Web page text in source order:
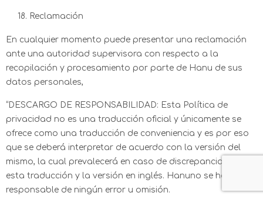
Reclamación
En cualquier momento puede presentar una reclamación
ante una autoridad supervisora con respecto a la
recopilación y procesamiento por parte de Hanu de sus
datos personales,
“DESCARGO DE RESPONSABILIDAD: Esta Política de
privacidad no es una traducción oficial y únicamente se
ofrece como una traducción de conveniencia y es por eso
que se deberá interpretar de acuerdo con la versión del
mismo, la cual prevalecerá en caso de discrepancia entre
esta traducción y la versión en inglés. Hanuno se hace
responsable de ningún error u omisión.